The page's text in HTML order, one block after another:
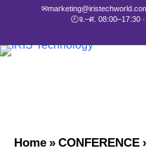
✉
🕘จ.–ศ. 08:00–17:30
Home»CONFERENCE